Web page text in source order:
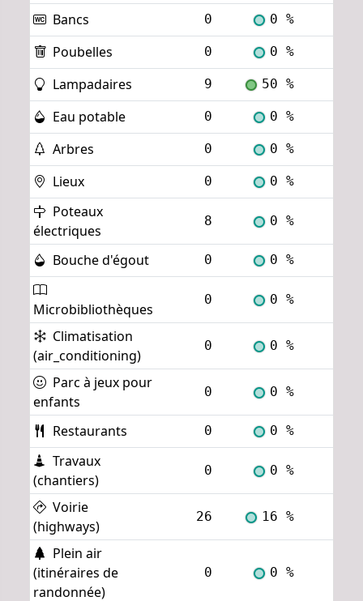
Bancs 0 0 %
Poubelles 0 0 %
Lampadaires 9 50 %
Eau potable 0 0 %
Arbres 0 0 %
Lieux 0 0 %
Poteaux
électriques
8 0 %
Bouche d'égout 0 0 %
Microbibliothèques
0 0 %
Climatisation
(air_conditioning)
0 0 %
Parc à jeux pour
enfants
0 0 %
Restaurants 0 0 %
Travaux
(chantiers)
0 0 %
Voirie
(highways)
26 16 %
Plein air
(itinéraires de
randonnée)
0 0 %